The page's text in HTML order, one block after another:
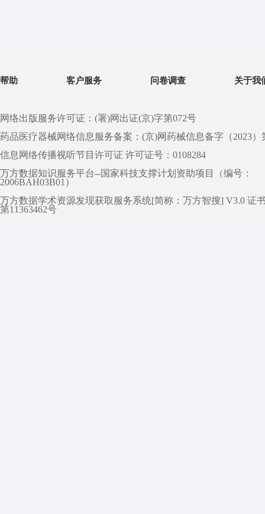
帮助 客户服务 问卷调查 关于我
网络出版服务许可证：(署)网出证(京)字第072号
药品医疗器械网络信息服务备案：(京)网药械信息备字（2023）
信息网络传播视听节目许可证 许可证号：0108284
万方数据知识服务平台--国家科技支撑计划资助项目（编号：
2006BAH03B01）
万方数据学术资源发现获取服务系统[简称：万方智搜] V3.0 证
第11363462号